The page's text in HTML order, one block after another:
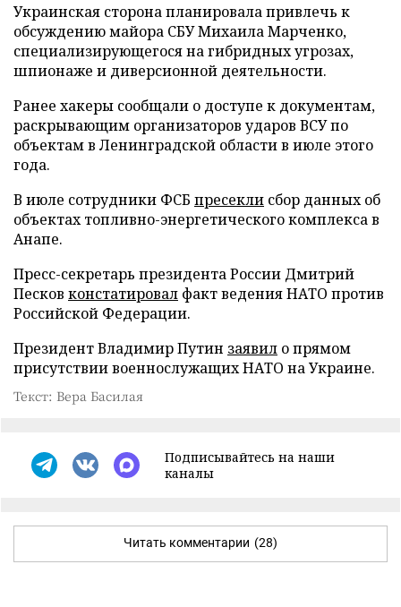
Украинская сторона планировала привлечь к
обсуждению майора СБУ Михаила Марченко,
специализирующегося на гибридных угрозах,
шпионаже и диверсионной деятельности.
Ранее хакеры сообщали о доступе к документам,
раскрывающим организаторов ударов ВСУ по
объектам в Ленинградской области в июле этого
года.
В июле сотрудники ФСБ пресекли сбор данных об
объектах топливно-энергетического комплекса в
Анапе.
Пресс-секретарь президента России Дмитрий
Песков констатировал факт ведения НАТО против
Российской Федерации.
Президент Владимир Путин заявил о прямом
присутствии военнослужащих НАТО на Украине.
Текст: Вера Басилая
Подписывайтесь на наши
каналы
Читать комментарии (28)